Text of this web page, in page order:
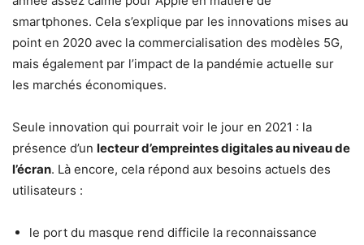
smartphones. Cela s’explique par les innovations mises au
point en 2020 avec la commercialisation des modèles 5G,
mais également par l’impact de la pandémie actuelle sur
les marchés économiques.
Seule innovation qui pourrait voir le jour en 2021 : la
présence d’un lecteur d’empreintes digitales au niveau de
l’écran. Là encore, cela répond aux besoins actuels des
utilisateurs :
le port du masque rend difficile la reconnaissance